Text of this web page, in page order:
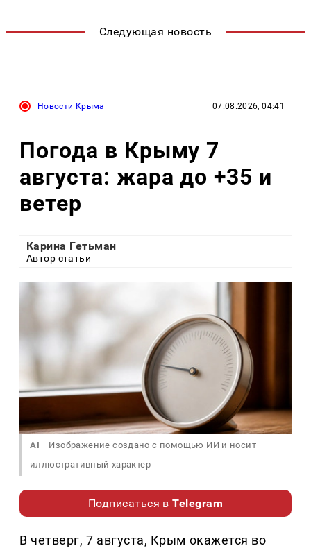
Следующая новость
Новости Крыма 07.08.2026, 04:41
Погода в Крыму 7
августа: жара до +35 и
ветер
Карина Гетьман
Автор статьи
AI
Изображение создано с помощью ИИ и носит
иллюстративный характер
Подписаться вTelegram
В четверг, 7 августа, Крым окажется во